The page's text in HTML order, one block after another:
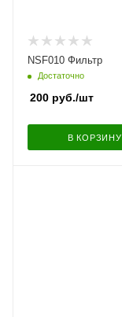
NSF010 Фильтр
Достаточно
200 руб./шт
В КОРЗИНУ